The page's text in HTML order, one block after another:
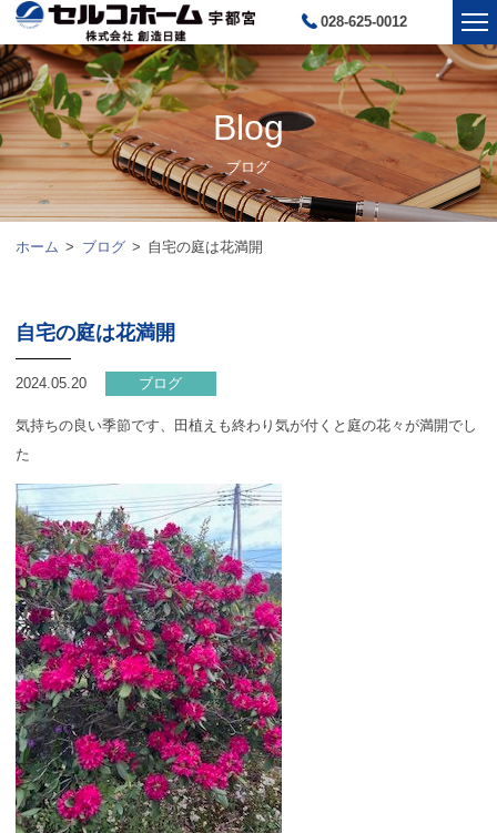
028-625-0012
Blog
ブログ
ホーム ブログ 自宅の庭は花満開
自宅の庭は花満開
2024.05.20 ブログ
気持ちの良い季節です、田植えも終わり気が付くと庭の花々が満開でし
た